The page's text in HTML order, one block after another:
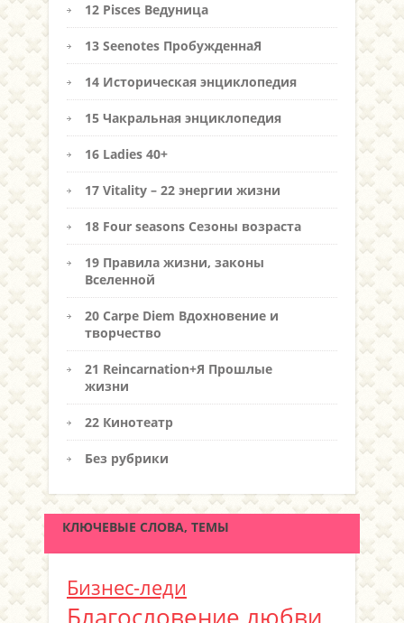
12 Pisces Ведуница
13 Seenotes ПробужденнаЯ
14 Историческая энциклопедия
15 Чакральная энциклопедия
16 Ladies 40+
17 Vitality – 22 энергии жизни
18 Four seasons Сезоны возраста
19 Правила жизни, законы
Вселенной
20 Carpe Diem Вдохновение и
творчество
21 Reincarnation+Я Прошлые
жизни
22 Кинотеатр
Без рубрики
КЛЮЧЕВЫЕ СЛОВА, ТЕМЫ
Бизнес-леди